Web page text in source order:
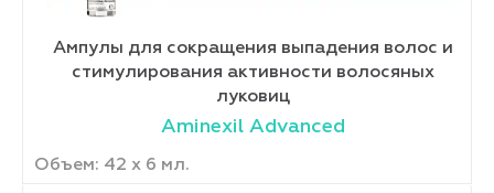
Ампулы для сокращения выпадения волос и
стимулирования активности волосяных
луковиц
Aminexil Advanced
Объем: 42 x 6 мл.